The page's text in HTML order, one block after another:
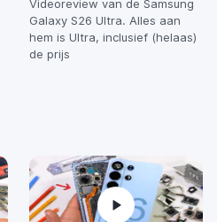
Videoreview van de Samsung
Galaxy S26 Ultra. Alles aan
hem is Ultra, inclusief (helaas)
de prijs